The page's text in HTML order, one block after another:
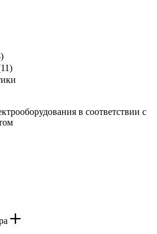
)
11)
в соответствии с